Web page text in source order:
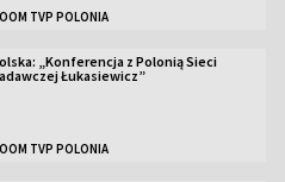
TVP POLONIA
„Konferencja z Polonią Sieci
Łukasiewicz”
TVP POLONIA